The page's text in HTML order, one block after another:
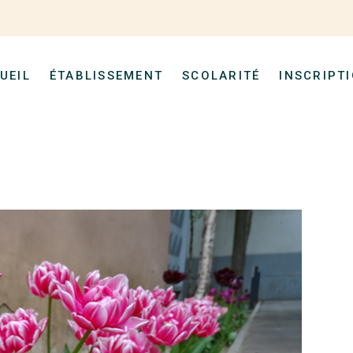
ÉTABLISSEMENT SCOLARITÉ